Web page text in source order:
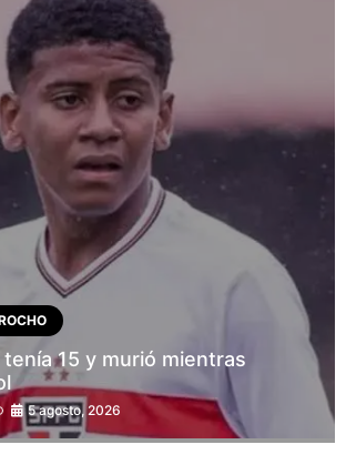
15 y murió mientras
5 agosto, 2026